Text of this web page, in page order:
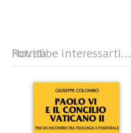
Potrebbe interessarti...
Novità